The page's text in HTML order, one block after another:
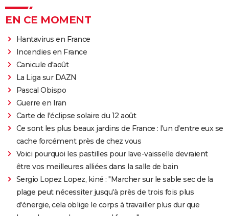
EN CE MOMENT
Hantavirus en France
Incendies en France
Canicule d'août
La Liga sur DAZN
Pascal Obispo
Guerre en Iran
Carte de l'éclipse solaire du 12 août
Ce sont les plus beaux jardins de France : l'un d'entre eux se
cache forcément près de chez vous
Voici pourquoi les pastilles pour lave-vaisselle devraient
être vos meilleures alliées dans la salle de bain
Sergio Lopez Lopez, kiné : "Marcher sur le sable sec de la
plage peut nécessiter jusqu'à près de trois fois plus
d'énergie, cela oblige le corps à travailler plus dur que